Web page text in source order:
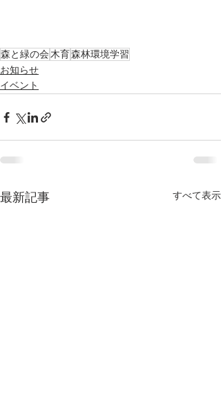
森と緑の会木育森林環境学習
お知らせ
イベント
最新記事 すべて表示